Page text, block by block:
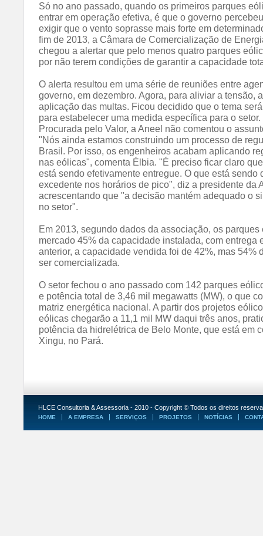
Só no ano passado, quando os primeiros parques
entrar em operação efetiva, é que o governo
exigir que o vento soprasse mais forte em
fim de 2013, a Câmara de Comercialização de
chegou a alertar que pelo menos quatro parques
por não terem condições de garantir a capacidade
O alerta resultou em uma série de reuniões entre
governo, em dezembro. Agora, para aliviar a tensão,
aplicação das multas. Ficou decidido que o tema
para estabelecer uma medida específica para o setor.
Procurada pelo Valor, a Aneel não comentou o
"Nós ainda estamos construindo um processo de
Brasil. Por isso, os engenheiros acabam aplicando
nas eólicas", comenta Élbia. "É preciso ficar claro
está sendo efetivamente entregue. O que está sendo
excedente nos horários de pico", diz a presidente da
acrescentando que "a decisão mantém adequado o
no setor".
Em 2013, segundo dados da associação, os
mercado 45% da capacidade instalada, com entrega
anterior, a capacidade vendida foi de 42%, mas 54%
ser comercializada.
O setor fechou o ano passado com 142 parques
e potência total de 3,46 mil megawatts (MW), o que
matriz energética nacional. A partir dos projetos
eólicas chegarão a 11,1 mil MW daqui três anos,
potência da hidrelétrica de Belo Monte, que está em
Xingu, no Pará.
HLCE Consultoria & Assessoria - 2010 - Copyright © Todos os direitos
HOME A EMPRESA SERVIÇOS PROJETOS NOTÍCIAS